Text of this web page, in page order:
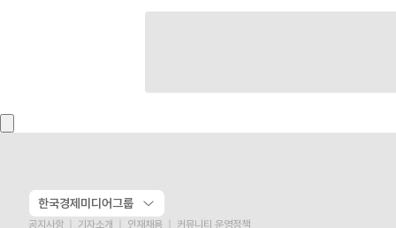
한국경제미디어그룹
공지사항 기자소개 인재채용 커뮤니티 운영정책